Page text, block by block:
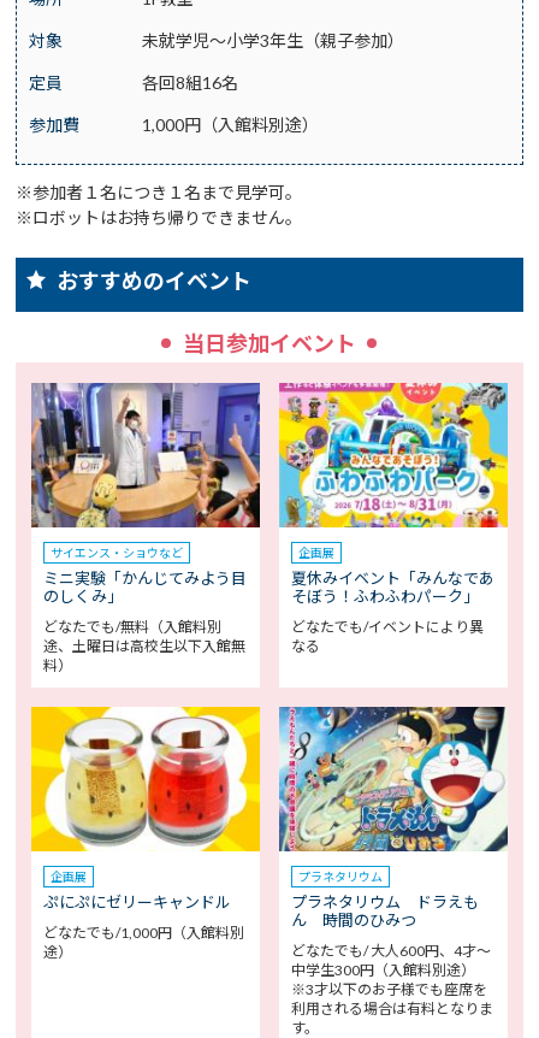
対象 未就学児～小学3年生（親子参加）
定員 各回8組16名
参加費 1,000円（入館料別途）
※参加者１名につき１名まで見学可。
※ロボットはお持ち帰りできません。
おすすめのイベント
当日参加イベント
サイエンス・ショウなど
ミニ実験「かんじてみよう目
のしくみ」
どなたでも/無料（入館料別
途、土曜日は高校生以下入館無
料）
企画展
夏休みイベント「みんなであ
そぼう！ふわふわパーク」
どなたでも/イベントにより異
なる
企画展
ぷにぷにゼリーキャンドル
どなたでも/1,000円（入館料別
途）
プラネタリウム
プラネタリウム ドラえも
ん 時間のひみつ
どなたでも/ 大人600円、4才～
中学生300円（入館料別途）
※3才以下のお子様でも座席を
利用される場合は有料となりま
す。